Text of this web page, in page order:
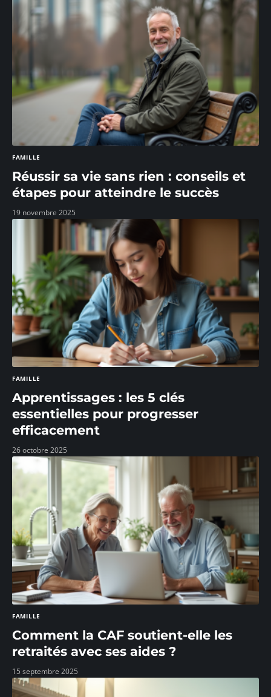
FAMILLE
Réussir sa vie sans rien : conseils et
étapes pour atteindre le succès
19 novembre 2025
FAMILLE
Apprentissages : les 5 clés
essentielles pour progresser
efficacement
26 octobre 2025
FAMILLE
Comment la CAF soutient-elle les
retraités avec ses aides ?
15 septembre 2025